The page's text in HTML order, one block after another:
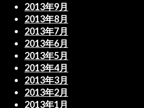
2013年9月
2013年8月
2013年7月
2013年6月
2013年5月
2013年4月
2013年3月
2013年2月
2013年1月